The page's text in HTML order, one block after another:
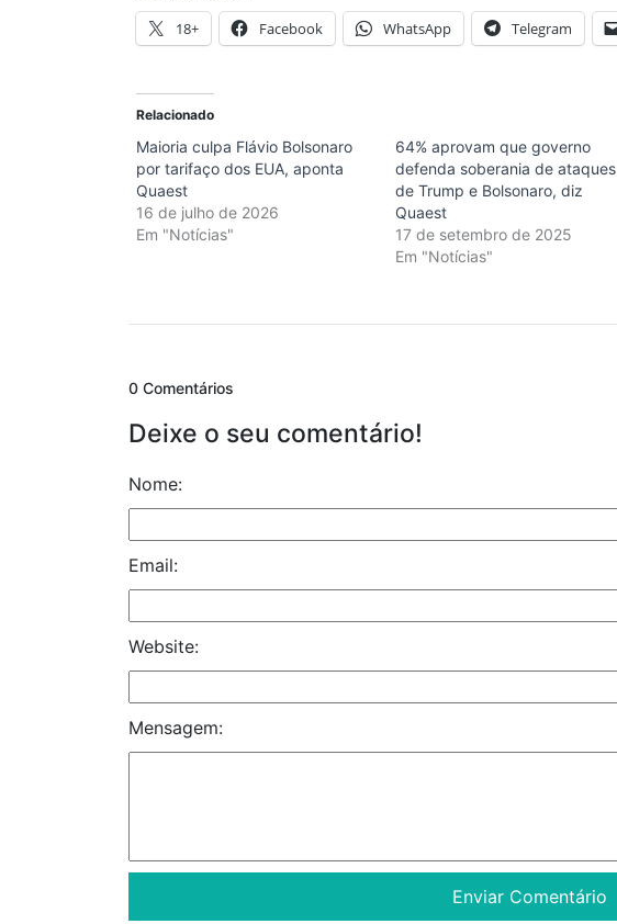
18+ Facebook WhatsApp Telegram
Relacionado
Maioria culpa Flávio Bolsonaro
por tarifaço dos EUA, aponta
Quaest
16 de julho de 2026
Em "Notícias"
64% aprovam que governo
defenda soberania de ataques
de Trump e Bolsonaro, diz
Quaest
17 de setembro de 2025
Em "Notícias"
0 Comentários
Deixe o seu comentário!
Nome:
Email:
Website:
Mensagem: